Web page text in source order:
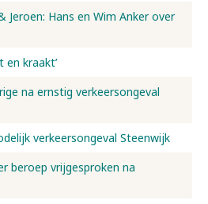
Jeroen: Hans en Wim Anker over
en kraakt’
na ernstig verkeersongeval
verkeersongeval Steenwijk
beroep vrijgesproken na